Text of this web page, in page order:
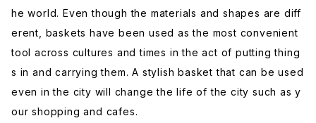
he world. Even though the materials and shapes are diff
erent, baskets have been used as the most convenient
tool across cultures and times in the act of putting thing
s in and carrying them. A stylish basket that can be used
even in the city will change the life of the city such as y
our shopping and cafes.